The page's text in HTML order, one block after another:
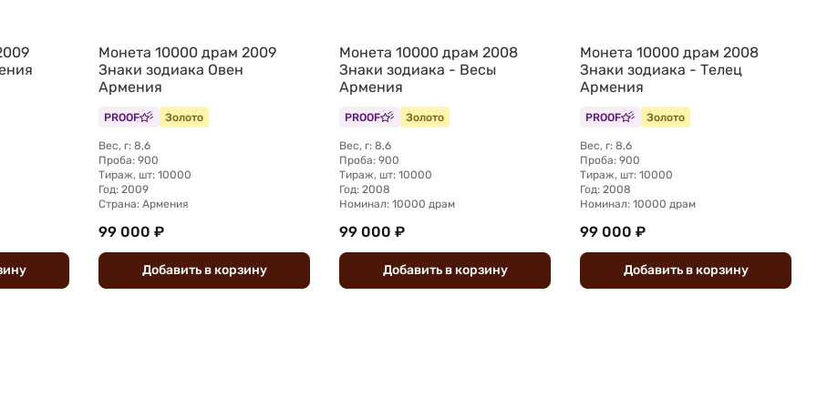
Монета 10000 драм 2009
Знаки зодиака Овен
Армения
PROOF Золото
Вес, г: 8,6
Проба: 900
Тираж, шт: 10000
Год: 2009
Страна: Армения
99 000 ₽
Добавить вкорзину
Монета 10000 драм 2008
Знаки зодиака - Весы
Армения
PROOF Золото
Вес, г: 8,6
Проба: 900
Тираж, шт: 10000
Год: 2008
Номинал: 10000 драм
99 000 ₽
Добавить вкорзину
Монета 10000 драм 2008
Знаки зодиака - Телец
Армения
PROOF Золото
Вес, г: 8,6
Проба: 900
Тираж, шт: 10000
Год: 2008
Номинал: 10000 драм
99 000 ₽
Добавить вкорзину